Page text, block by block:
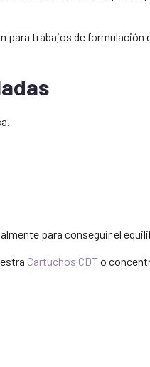
para trabajos de formulación
para conseguir el
Cartuchos CDTo